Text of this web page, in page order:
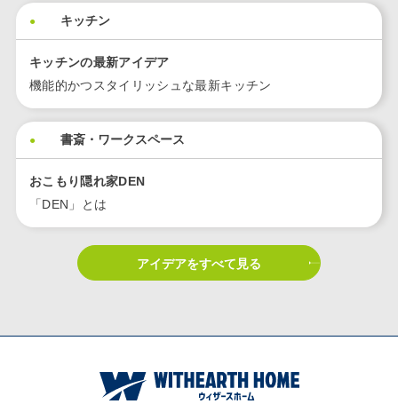
キッチン
キッチンの最新アイデア
機能的かつスタイリッシュな最新キッチン
書斎・ワークスペース
おこもり隠れ家DEN
「DEN」とは
アイデアをすべて見る